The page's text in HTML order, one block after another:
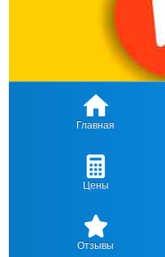
Главная
Цены
Отзывы